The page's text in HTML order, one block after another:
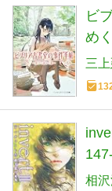
ビ
め
三
相